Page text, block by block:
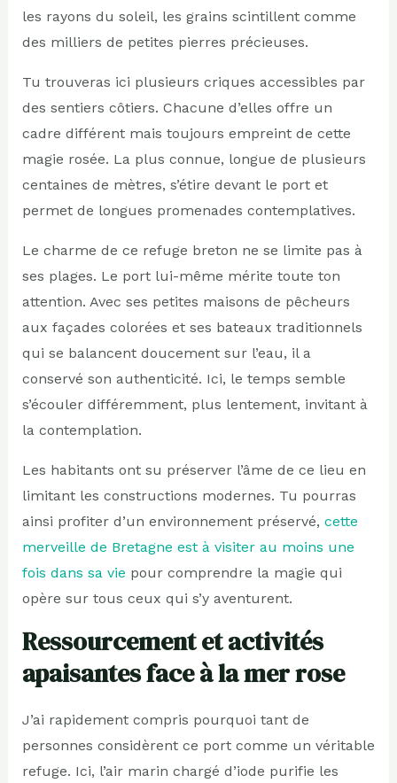
les rayons du soleil, les grains scintillent comme
des milliers de petites pierres précieuses.
Tu trouveras ici plusieurs criques accessibles par
des sentiers côtiers. Chacune d’elles offre un
cadre différent mais toujours empreint de cette
magie rosée. La plus connue, longue de plusieurs
centaines de mètres, s’étire devant le port et
permet de longues promenades contemplatives.
Le charme de ce refuge breton ne se limite pas à
ses plages. Le port lui-même mérite toute ton
attention. Avec ses petites maisons de pêcheurs
aux façades colorées et ses bateaux traditionnels
qui se balancent doucement sur l’eau, il a
conservé son authenticité. Ici, le temps semble
s’écouler différemment, plus lentement, invitant à
la contemplation.
Les habitants ont su préserver l’âme de ce lieu en
limitant les constructions modernes. Tu pourras
ainsi profiter d’un environnement préservé, cette
merveille de Bretagne est à visiter au moins une
fois dans sa vie pour comprendre la magie qui
opère sur tous ceux qui s’y aventurent.
Ressourcement et activités
apaisantes face à la mer rose
J’ai rapidement compris pourquoi tant de
personnes considèrent ce port comme un véritable
refuge. Ici, l’air marin chargé d’iode purifie les